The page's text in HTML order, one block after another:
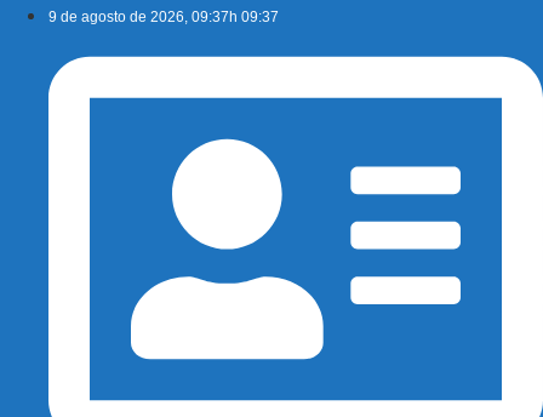
conteúdo
9 de agosto de 2026, 09:37h 09:37